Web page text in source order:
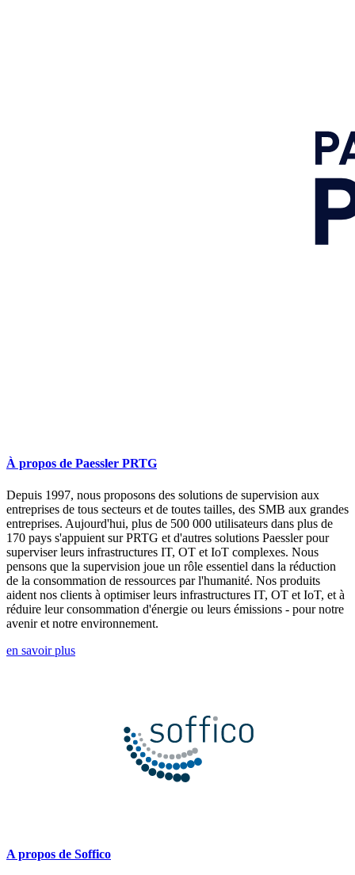
À propos de Paessler PRTG
Depuis 1997, nous proposons des solutions de supervision aux
entreprises de tous secteurs et de toutes tailles, des SMB aux grandes
entreprises. Aujourd'hui, plus de 500 000 utilisateurs dans plus de
170 pays s'appuient sur PRTG et d'autres solutions Paessler pour
superviser leurs infrastructures IT, OT et IoT complexes. Nous
pensons que la supervision joue un rôle essentiel dans la réduction
de la consommation de ressources par l'humanité. Nos produits
aident nos clients à optimiser leurs infrastructures IT, OT et IoT, et à
réduire leur consommation d'énergie ou leurs émissions - pour notre
avenir et notre environnement.
en savoir plus
A propos de Soffico